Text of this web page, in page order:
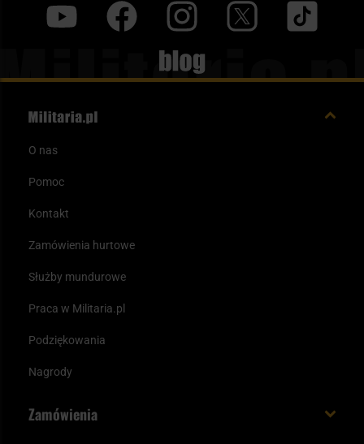
Blog
O nas
Pomoc
Kontakt
Zamówienia hurtowe
Służby mundurowe
Praca w Militaria.pl
Podziękowania
Nagrody
Zamówienia